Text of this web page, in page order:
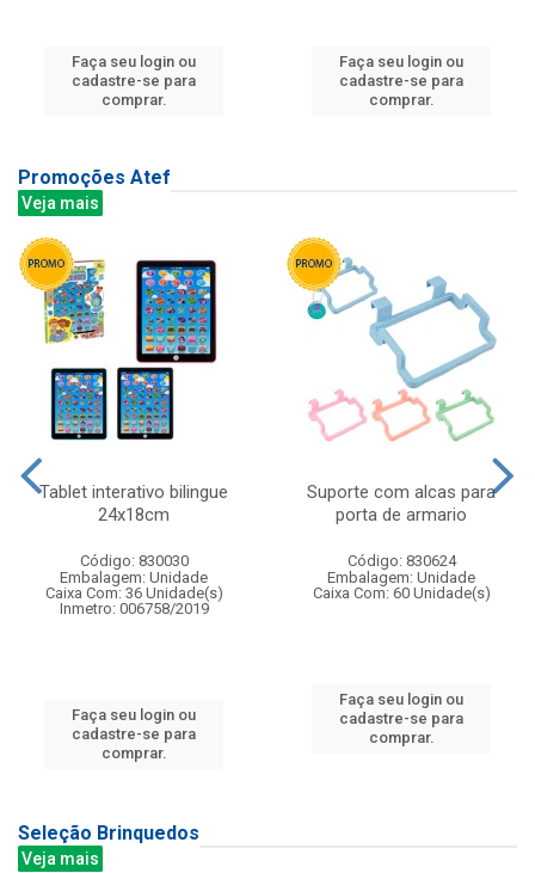
Faça seu login ou
cadastre-se para
comprar.
Faça seu login ou
cadastre-se para
comprar.
Promoções Atef
Veja mais
Tablet interativo bilingue
24x18cm
Código: 830030
Embalagem: Unidade
Caixa Com: 36 Unidade(s)
Inmetro: 006758/2019
Faça seu login ou
cadastre-se para
comprar.
Suporte com alcas para
porta de armario
Código: 830624
Embalagem: Unidade
Caixa Com: 60 Unidade(s)
Faça seu login ou
cadastre-se para
comprar.
Seleção Brinquedos
Veja mais